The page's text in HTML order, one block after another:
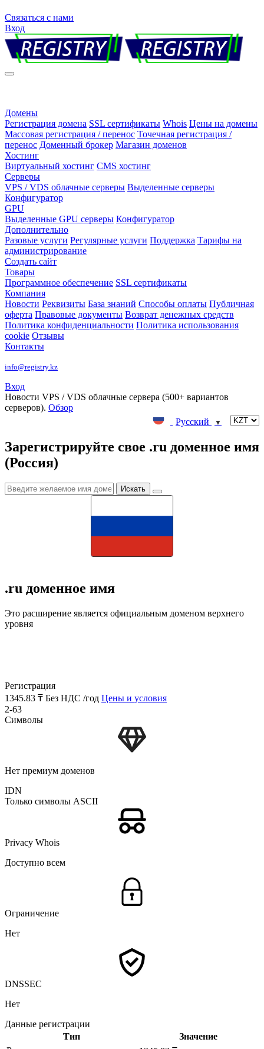
Связаться с нами
Вход
Домены
Регистрация домена SSL сертификаты Whois Цены на домены
Массовая регистрация / перенос Точечная регистрация /
перенос Доменный брокер Магазин доменов
Хостинг
Виртуальный хостинг CMS хостинг
Серверы
VPS / VDS облачные серверы Выделенные серверы
Конфигуратор
GPU
Выделенные GPU серверы Конфигуратор
Дополнительно
Разовые услуги Регулярные услуги Поддержка Тарифы на
администрирование
Создать сайт
Товары
Программное обеспечение SSL сертификаты
Компания
Новости Реквизиты База знаний Способы оплаты Публичная
оферта Правовые документы Возврат денежных средств
Политика конфиденциальности Политика использования
cookie Отзывы
Контакты
info@registry.kz
Вход
Новости VPS / VDS облачные сервера (500+ вариантов
серверов). Обзор
Русский
▼
Зарегистрируйте свое .ru доменное имя
(Россия)
.ru доменное имя
Это расширение является официальным доменом верхнего
уровня
Регистрация
1345.83 ₸ Без НДС /год Цены и условия
2-63
Символы
Нет премиум доменов
IDN
Только символы ASCII
Privacy Whois
Доступно всем
Ограничение
Нет
DNSSEC
Нет
Данные регистрации
Тип
Значение